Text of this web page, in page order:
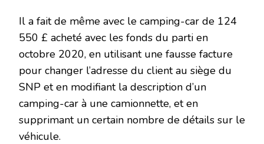
Il a fait de même avec le camping-car de 124
550 £ acheté avec les fonds du parti en
octobre 2020, en utilisant une fausse facture
pour changer l’adresse du client au siège du
SNP et en modifiant la description d’un
camping-car à une camionnette, et en
supprimant un certain nombre de détails sur le
véhicule.